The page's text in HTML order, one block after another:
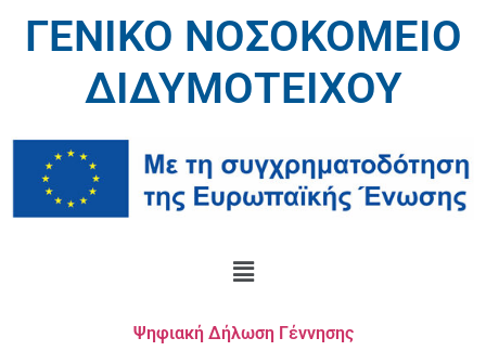
ΓΕΝΙΚΟ ΝΟΣΟΚΟΜΕΙΟ
ΔΙΔΥΜΟΤΕΙΧΟΥ
Ψηφιακή Δήλωση Γέννησης